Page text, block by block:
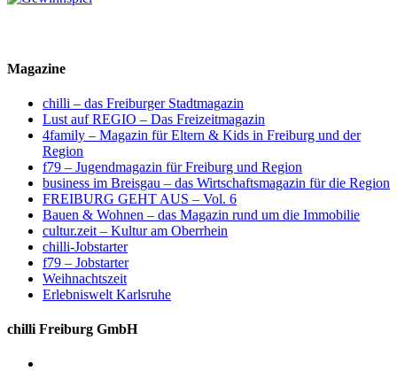
Magazine
chilli – das Freiburger Stadtmagazin
Lust auf REGIO – Das Freizeitmagazin
4family – Magazin für Eltern & Kids in Freiburg und der
Region
f79 – Jugendmagazin für Freiburg und Region
business im Breisgau – das Wirtschaftsmagazin für die Region
FREIBURG GEHT AUS – Vol. 6
Bauen & Wohnen – das Magazin rund um die Immobilie
cultur.zeit – Kultur am Oberrhein
chilli-Jobstarter
f79 – Jobstarter
Weihnachtszeit
Erlebniswelt Karlsruhe
chilli Freiburg GmbH